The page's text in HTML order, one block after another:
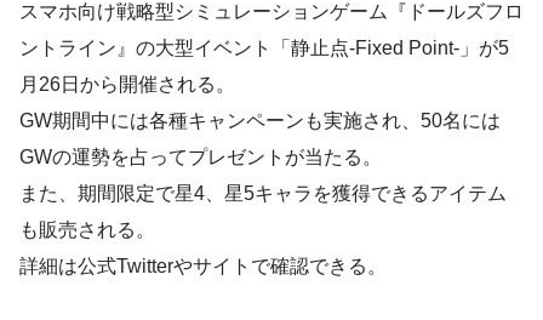
スマホ向け戦略型シミュレーションゲーム『ドールズフロ
ントライン』の大型イベント「静止点-Fixed Point-」が5
月26日から開催される。
GW期間中には各種キャンペーンも実施され、50名には
GWの運勢を占ってプレゼントが当たる。
また、期間限定で星4、星5キャラを獲得できるアイテム
も販売される。
詳細は公式Twitterやサイトで確認できる。